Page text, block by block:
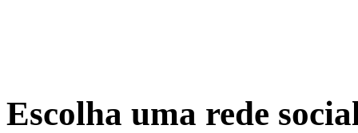
Escolha uma rede